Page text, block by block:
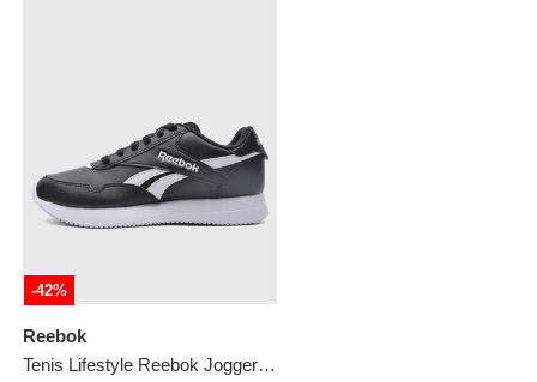
-42%
Reebok
Tenis Lifestyle Reebok Jogger Lite Negro